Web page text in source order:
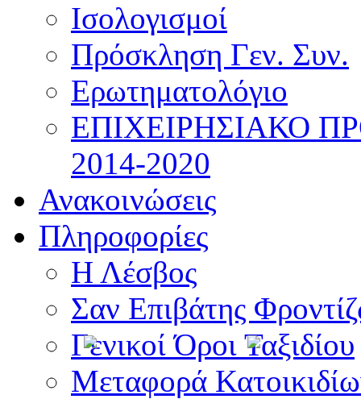
Ισολογισμοί
Πρόσκληση Γεν. Συν.
Ερωτηματολόγιο
ΕΠΙΧΕΙΡΗΣΙΑΚΟ
2014-2020
Ανακοινώσεις
Πληροφορίες
Η Λέσβος
Σαν Επιβάτης
Γενικοί Όροι Ταξιδίου
Μεταφορά